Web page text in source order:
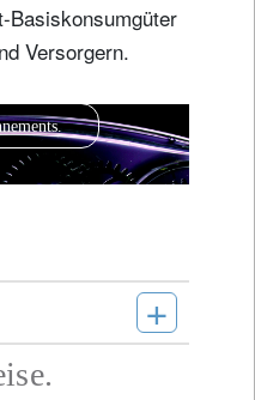
Basiskonsumgüter
Versorgern.
+